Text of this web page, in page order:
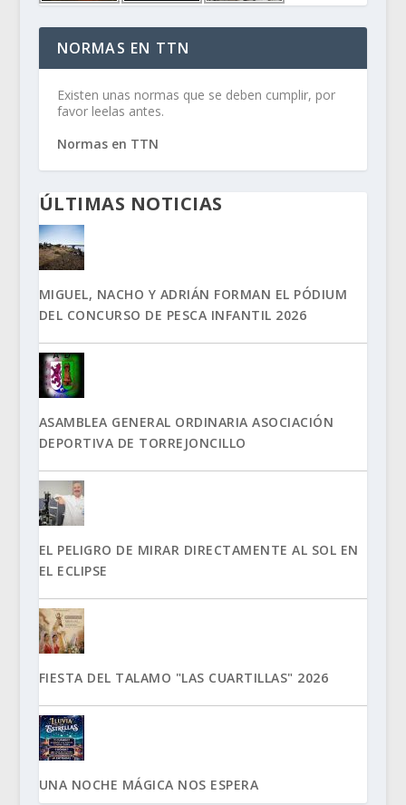
NORMAS EN TTN
Existen unas normas que se deben cumplir, por
favor leelas antes.
Normas en TTN
ÚLTIMAS NOTICIAS
MIGUEL, NACHO Y ADRIÁN FORMAN EL PÓDIUM
DEL CONCURSO DE PESCA INFANTIL 2026
ASAMBLEA GENERAL ORDINARIA ASOCIACIÓN
DEPORTIVA DE TORREJONCILLO
EL PELIGRO DE MIRAR DIRECTAMENTE AL SOL EN
EL ECLIPSE
FIESTA DEL TALAMO "LAS CUARTILLAS" 2026
UNA NOCHE MÁGICA NOS ESPERA